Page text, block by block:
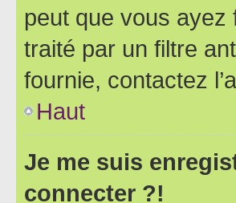
peut que vous ayez
traité par un filtre
fournie, contactez
Haut
Je me suis
connecter ?!